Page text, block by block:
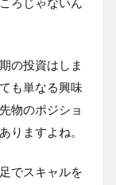
の投資はしま
も単なる興味
物のポジショ
りますよね。
でスキャルを